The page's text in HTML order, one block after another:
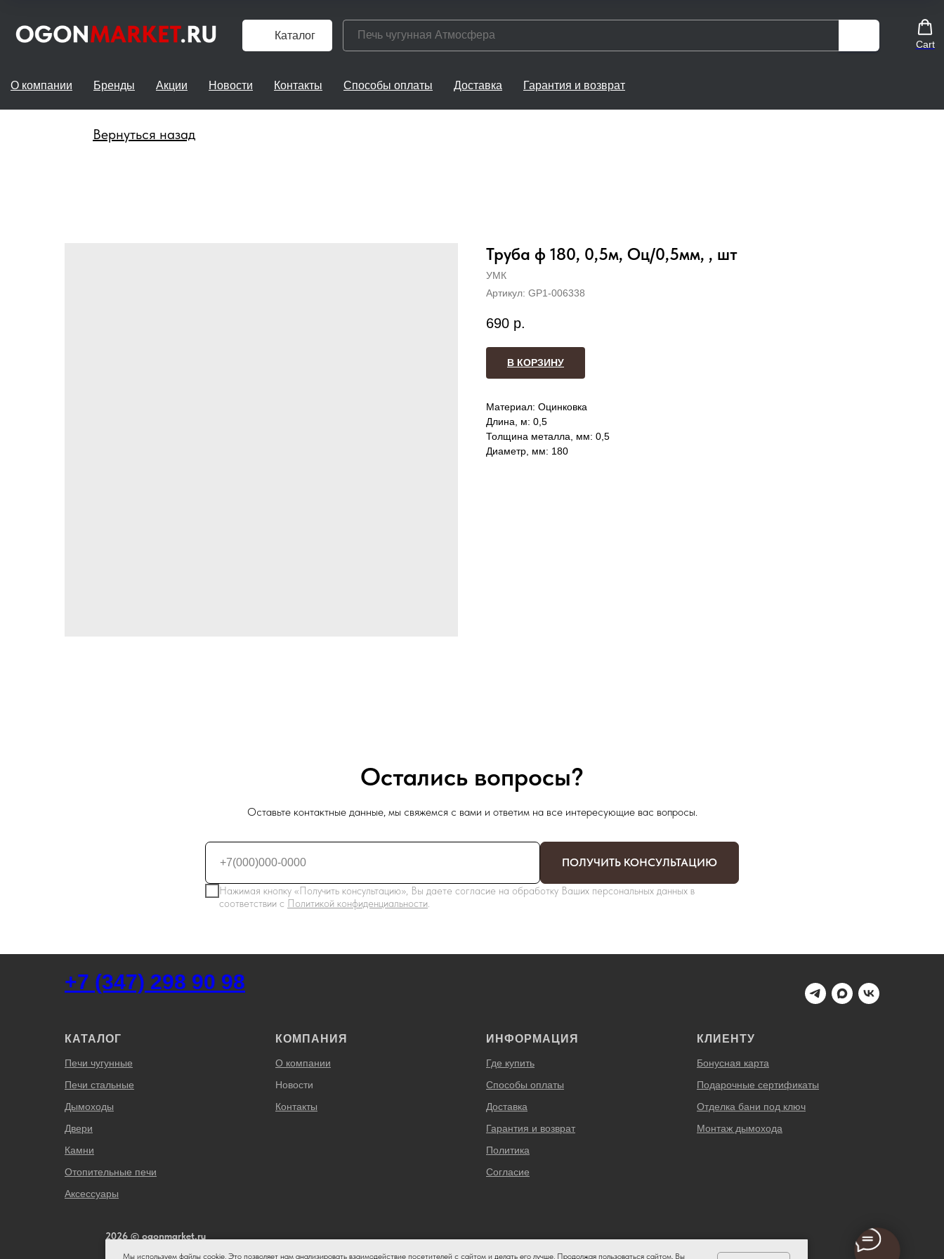
Каталог
Cart
О компании Бренды Акции Новости Контакты Способы оплаты Доставка Гарантия и возврат
Вернуться назад
Труба ф 180, 0,5м, Оц/0,5мм, , шт
УМК
Артикул: GP1-006338
690 р.
В КОРЗИНУ
Материал: Оцинковка
Длина, м: 0,5
Толщина металла, мм: 0,5
Диаметр, мм: 180
Мы используем файлы cookie. Это позволяет нам анализировать взаимодействие посетителей с сайтом и делать его лучше. Продолжая пользоваться сайтом, Вы
Остались вопросы?
Оставьте контактные данные, мы свяжемся с вами и ответим на все интересующие вас вопросы.
Нажимая кнопку «Получить консультацию», Вы даете согласие на обработку Ваших персональных данных в
соответствии с Политикой конфиденциальности.
ПОЛУЧИТЬ КОНСУЛЬТАЦИЮ
+7 (347) 298 90 98
КАТАЛОГ
Печи чугунные
Печи стальные
Дымоходы
Двери
Камни
Отопительные печи
Аксессуары
КОМПАНИЯ
О компании
Новости
Контакты
ИНФОРМАЦИЯ
Где купить
Способы оплаты
Доставка
Гарантия и возврат
Политика
Согласие
КЛИЕНТУ
Бонусная карта
Подарочные сертификаты
Отделка бани под ключ
Монтаж дымохода
2026 © ogonmarket.ru